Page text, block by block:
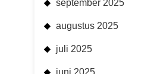
september 2025
augustus 2025
juli 2025
juni 2025